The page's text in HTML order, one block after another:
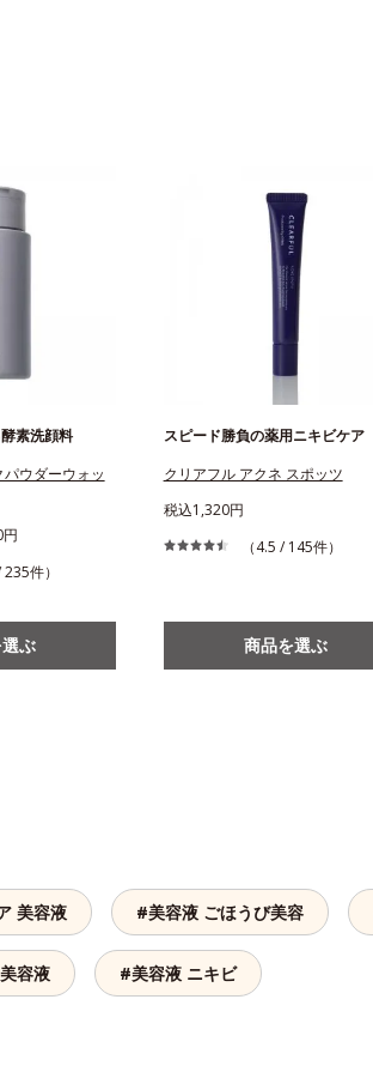
素洗顔料
ウダーウォッ
235件）
ぶ
スピード勝負の薬用ニキビケア
クリアフル アクネ スポッツ
税込1,320円
（4.5 / 145件）
商品を選ぶ
美容液 #美容液 ごほうび美容
容液 #美容液 ニキビ